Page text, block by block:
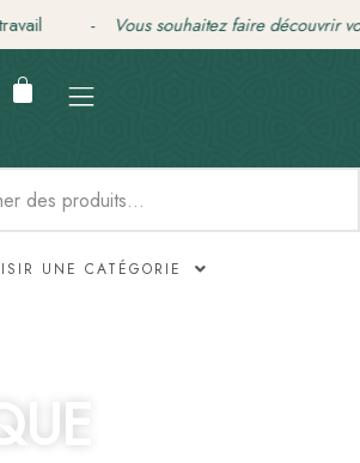
- Vous souhaitez faire découvrir votre
UNE CATÉGORIE